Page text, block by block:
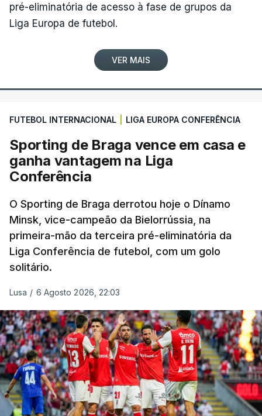
pré-eliminatória de acesso à fase de grupos da
Liga Europa de futebol.
VER MAIS
FUTEBOL INTERNACIONAL LIGA EUROPA CONFERÊNCIA
Sporting de Braga vence em casa e
ganha vantagem na Liga
Conferência
O Sporting de Braga derrotou hoje o Dínamo
Minsk, vice-campeão da Bielorrússia, na
primeira-mão da terceira pré-eliminatória da
Liga Conferência de futebol, com um golo
solitário.
Lusa / 6 Agosto 2026, 22:03